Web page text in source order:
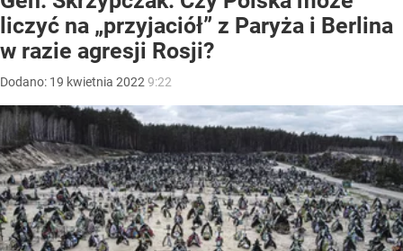
liczyć na „przyjaciół” z Paryża i Berlina
w razie agresji Rosji?
Dodano: 19 kwietnia 2022 9:22